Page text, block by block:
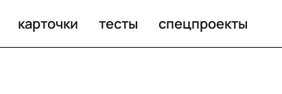
карточки тесты спецпроекты